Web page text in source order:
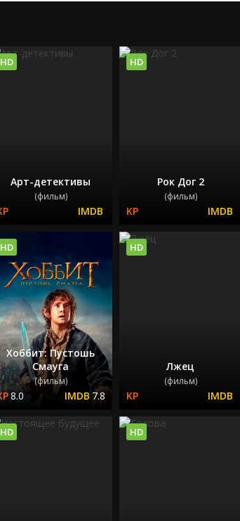
Арт-детективы
(фильм)
HD
Рок Дог 2
(фильм)
HD
Хоббит: Пустошь
Смауга
(фильм)
8.0 7.8
HD
Лжец
(фильм)
HD
HD HD